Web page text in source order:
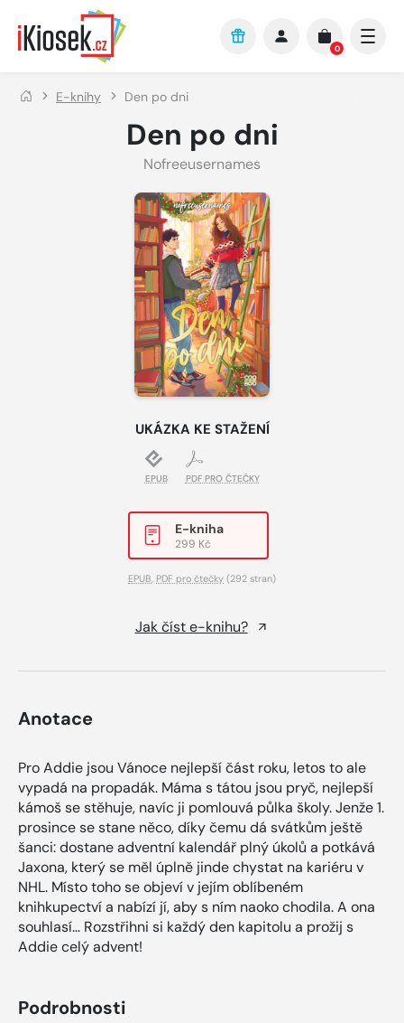
Přejít na hlavní obsah
0
E-knihy Den po dni
Den po dni
Nofreeusernames
UKÁZKA KE STAŽENÍ
EPUB PDF PRO ČTEČKY
E-kniha
299 Kč
EPUB PDF pro čtečky (292 stran)
Jak číst e-knihu?
Anotace
Pro Addie jsou Vánoce nejlepší část roku, letos to ale
vypadá na propadák. Máma s tátou jsou pryč, nejlepší
kámoš se stěhuje, navíc ji pomlouvá půlka školy. Jenže 1.
prosince se stane něco, díky čemu dá svátkům ještě
šanci: dostane adventní kalendář plný úkolů a potkává
Jaxona, který se měl úplně jinde chystat na kariéru v
NHL. Místo toho se objeví v jejím oblíbeném
knihkupectví a nabízí jí, aby s ním naoko chodila. A ona
souhlasí… Rozstřihni si každý den kapitolu a prožij s
Addie celý advent!
Podrobnosti